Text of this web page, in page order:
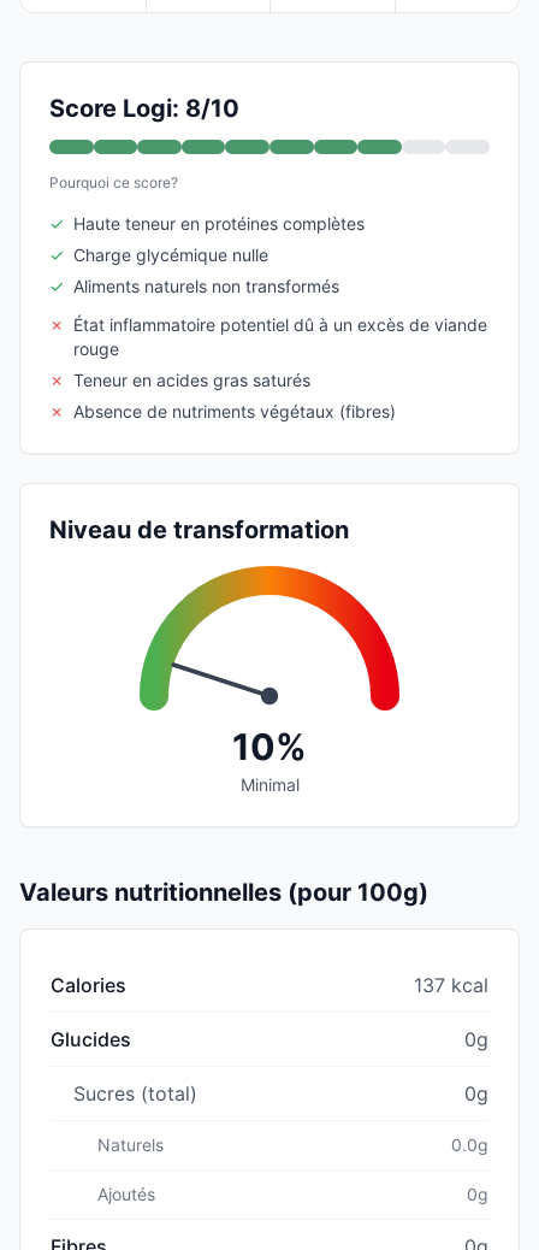
Score Logi: 8/10
Pourquoi ce score?
✓ Haute teneur en protéines complètes
✓ Charge glycémique nulle
✓ Aliments naturels non transformés
✗
État inflammatoire potentiel dû à un excès de viande
rouge
✗ Teneur en acides gras saturés
✗
Absence de nutriments végétaux (fibres)
Niveau de transformation
10%
Minimal
Valeurs nutritionnelles (pour 100g)
Calories 137 kcal
Glucides 0g
Sucres (total) 0g
Naturels 0.0g
Ajoutés 0g